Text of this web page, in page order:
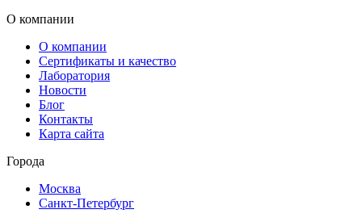
О компании
О компании
Сертификаты и качество
Лаборатория
Новости
Блог
Контакты
Карта сайта
Города
Москва
Санкт-Петербург